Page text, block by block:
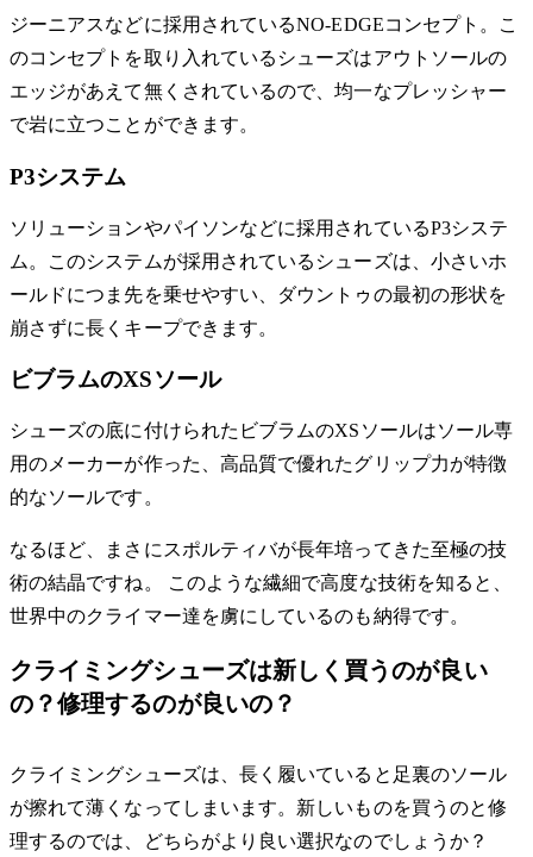
ジーニアスなどに採用されているNO-EDGEコンセプト。こ
のコンセプトを取り入れているシューズはアウトソールの
エッジがあえて無くされているので、均一なプレッシャー
で岩に立つことができます。
P3システム
ソリューションやパイソンなどに採用されているP3システ
ム。このシステムが採用されているシューズは、小さいホ
ールドにつま先を乗せやすい、ダウントゥの最初の形状を
崩さずに長くキープできます。
ビブラムのXSソール
シューズの底に付けられたビブラムのXSソールはソール専
用のメーカーが作った、高品質で優れたグリップ力が特徴
的なソールです。
なるほど、まさにスポルティバが長年培ってきた至極の技
術の結晶ですね。 このような繊細で高度な技術を知ると、
世界中のクライマー達を虜にしているのも納得です。
クライミングシューズは新しく買うのが良い
の？修理するのが良いの？
クライミングシューズは、長く履いていると足裏のソール
が擦れて薄くなってしまいます。新しいものを買うのと修
理するのでは、どちらがより良い選択なのでしょうか？